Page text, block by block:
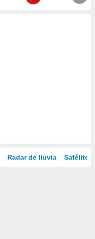
Radar de lluvia Satélites